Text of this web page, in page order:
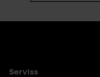
Serviss